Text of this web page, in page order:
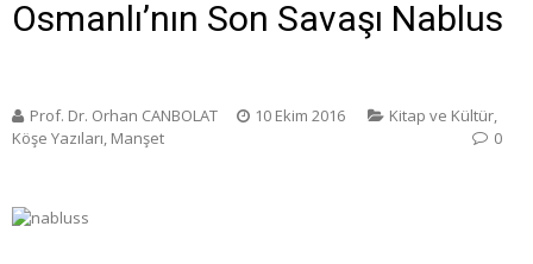
Osmanlı’nın Son Savaşı Nablus
Prof. Dr. Orhan CANBOLAT 10 Ekim 2016 Kitap ve Kültür,
Köşe Yazıları, Manşet 0